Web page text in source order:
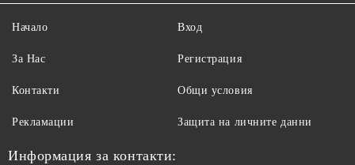
Начало
За Нас
Контакти
Рекламации
Вход
Регистрация
Общи условия
Защита на личните данни
Информация за контакти: